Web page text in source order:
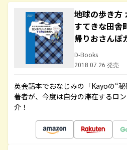
地球の歩き方
すてきな田舎
帰りおさんぽ
D-Books
2018.07.26 発売
英会話本でおなじみの「Kayoの“
著者が、今度は自分の滞在するロ
介！